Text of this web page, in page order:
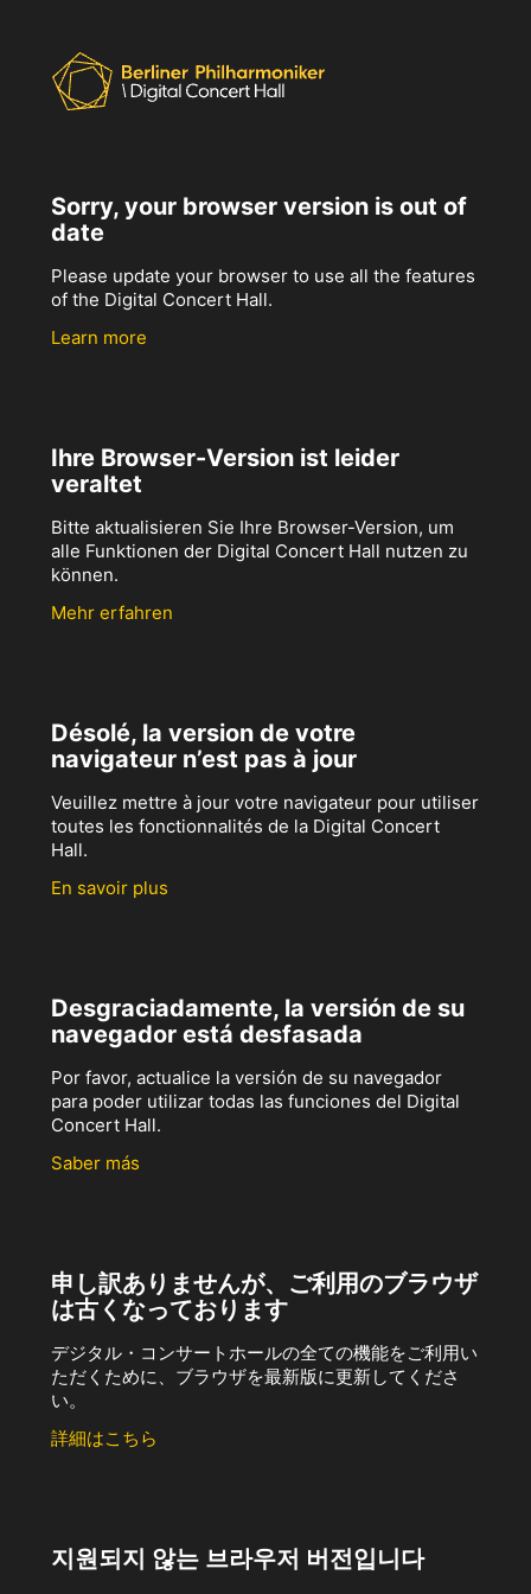
Sorry, your browser version is out of
date
Please update your browser to use all the features
of the Digital Concert Hall.
Learn more
Ihre Browser-Version ist leider
veraltet
Bitte aktualisieren Sie Ihre Browser-Version, um
alle Funktionen der Digital Concert Hall nutzen zu
können.
Mehr erfahren
Désolé, la version de votre
navigateur n’est pas à jour
Veuillez mettre à jour votre navigateur pour utiliser
toutes les fonctionnalités de la Digital Concert
Hall.
En savoir plus
Desgraciadamente, la versión de su
navegador está desfasada
Por favor, actualice la versión de su navegador
para poder utilizar todas las funciones del Digital
Concert Hall.
Saber más
申し訳ありませんが、ご利用のブラウザ
は古くなっております
デジタル・コンサートホールの全ての機能をご利用い
ただくために、ブラウザを最新版に更新してくださ
い。
詳細はこちら
지원되지 않는 브라우저 버전입니다